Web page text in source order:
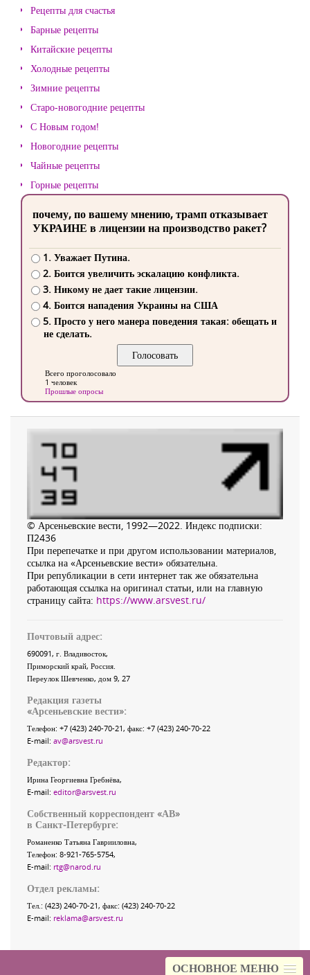
ОСНОВНОЕ МЕНЮ
Рецепты для счастья
Барные рецепты
Китайские рецепты
Холодные рецепты
Зимние рецепты
Старо-новогодние рецепты
С Новым годом!
Новогодние рецепты
Чайные рецепты
Горные рецепты
почему, по вашему мнению, трамп отказывает
УКРАИНЕ в лицензии на производство ракет?
1. Уважает Путина.
2. Боится увеличить эскалацию конфликта.
3. Никому не дает такие лицензии.
4. Боится нападения Украины на США
5. Просто у него манера поведения такая: обещать и
не сделать.
Всего проголосовало
1 человек
Прошлые опросы
© Арсеньевские вести, 1992—2022. Индекс подписки:
П2436
При перепечатке и при другом использовании материалов,
ссылка на «Арсеньевские вести» обязательна.
При републикации в сети интернет так же обязательна
работающая ссылка на оригинал статьи, или на главную
страницу сайта: https://www.arsvest.ru/
Почтовый адрес:
690091, г. Владивосток,
Приморский край, Россия
Переулок Шевченко, дом 9, 27
Редакция газеты
«Арсеньевские вести»:
Телефон: +7 (423) 240-70-21, факс: +7 (423) 240-70-22
E-mail: av@arsvest.ru
Редактор:
Ирина Георгиевна Гребнёва,
E-mail: editor@arsvest.ru
Собственный корреспондент «АВ»
в Санкт-Петербурге:
Романенко Татьяна Гаврииловна,
Телефон: 8-921-765-5754,
E-mail: rtg@narod.ru
Отдел рекламы:
Тел.: (423) 240-70-21, факс: (423) 240-70-22
E-mail: reklama@arsvest.ru